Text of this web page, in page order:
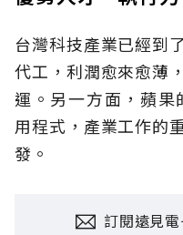
台灣科技產業已經到
代工，利潤愈來愈薄
運。另一方面，蘋
用程式，產業工作的
發。
訂閱遠見